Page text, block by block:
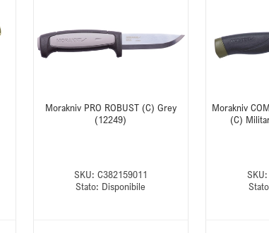
Morakniv PRO ROBUST (C) Grey
(12249)
SKU: C382159011
Stato: Disponibile
Morakniv
(C)
SKU: